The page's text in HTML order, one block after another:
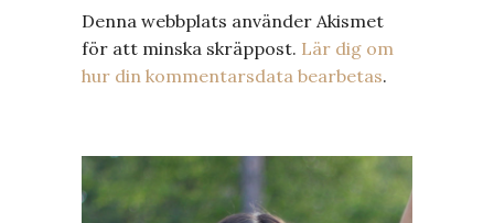
Denna webbplats använder Akismet
för att minska skräppost. Lär dig om
hur din kommentarsdata bearbetas.